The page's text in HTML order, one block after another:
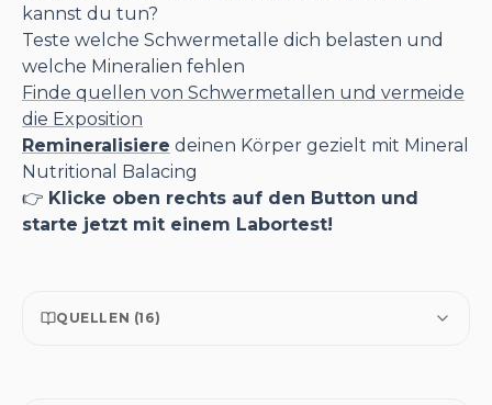
kannst du tun?
Teste welche Schwermetalle dich belasten und
welche Mineralien fehlen
Finde quellen von Schwermetallen und vermeide
die Exposition
Remineralisiere deinen Körper gezielt mit Mineral
Nutritional Balacing
👉 Klicke oben rechts auf den Button und
starte jetzt mit einem Labortest!
QUELLEN (16)